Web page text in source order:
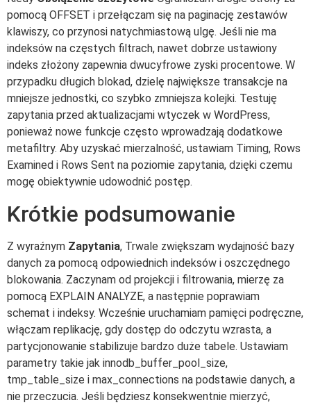
pomocą OFFSET i przełączam się na paginację zestawów
klawiszy, co przynosi natychmiastową ulgę. Jeśli nie ma
indeksów na częstych filtrach, nawet dobrze ustawiony
indeks złożony zapewnia dwucyfrowe zyski procentowe. W
przypadku długich blokad, dzielę największe transakcje na
mniejsze jednostki, co szybko zmniejsza kolejki. Testuję
zapytania przed aktualizacjami wtyczek w WordPress,
ponieważ nowe funkcje często wprowadzają dodatkowe
metafiltry. Aby uzyskać mierzalność, ustawiam Timing, Rows
Examined i Rows Sent na poziomie zapytania, dzięki czemu
mogę obiektywnie udowodnić postęp.
Krótkie podsumowanie
Z wyraźnym Zapytania, Trwale zwiększam wydajność bazy
danych za pomocą odpowiednich indeksów i oszczędnego
blokowania. Zaczynam od projekcji i filtrowania, mierzę za
pomocą EXPLAIN ANALYZE, a następnie poprawiam
schemat i indeksy. Wcześnie uruchamiam pamięci podręczne,
włączam replikację, gdy dostęp do odczytu wzrasta, a
partycjonowanie stabilizuje bardzo duże tabele. Ustawiam
parametry takie jak innodb_buffer_pool_size,
tmp_table_size i max_connections na podstawie danych, a
nie przeczucia. Jeśli będziesz konsekwentnie mierzyć,